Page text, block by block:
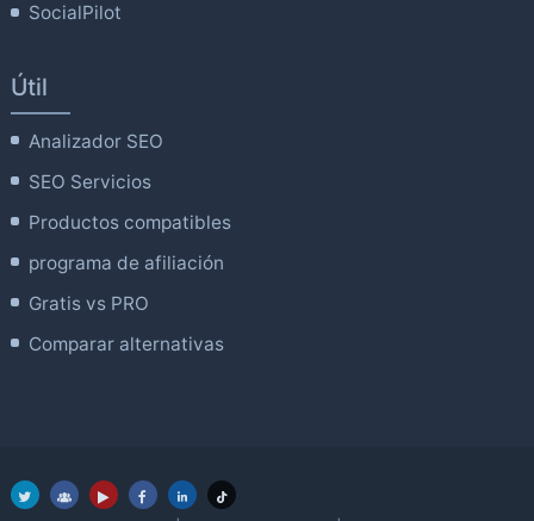
SocialPilot
Útil
Analizador SEO
SEO Servicios
Productos compatibles
programa de afiliación
Gratis vs PRO
Comparar alternativas